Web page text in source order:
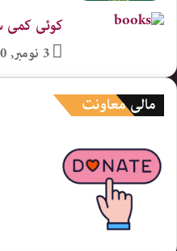
کوئی
3 نومبر, 2020
مالی معاونت